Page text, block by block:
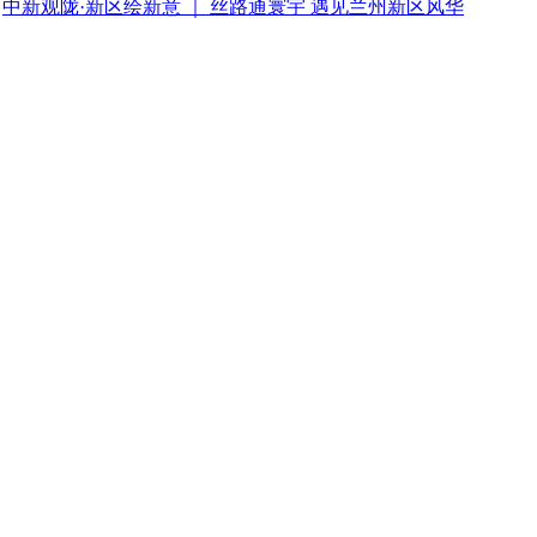
中新观陇·新区绘新意 ｜ 丝路通寰宇 遇见兰州新区风华